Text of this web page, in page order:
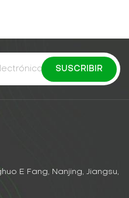
E Fang, Nanjing, Jiangsu,